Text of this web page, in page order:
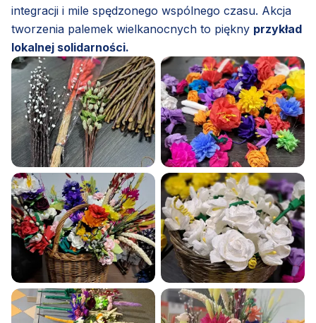
integracji i mile spędzonego wspólnego czasu. Akcja
tworzenia palemek wielkanocnych to piękny przykład
lokalnej solidarności.